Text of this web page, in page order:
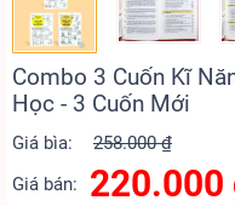
Combo 3 Cuốn Kĩ
Học - 3 Cuốn Mới
Giá bìa:
258.000 ₫
Giá bán:
220.000